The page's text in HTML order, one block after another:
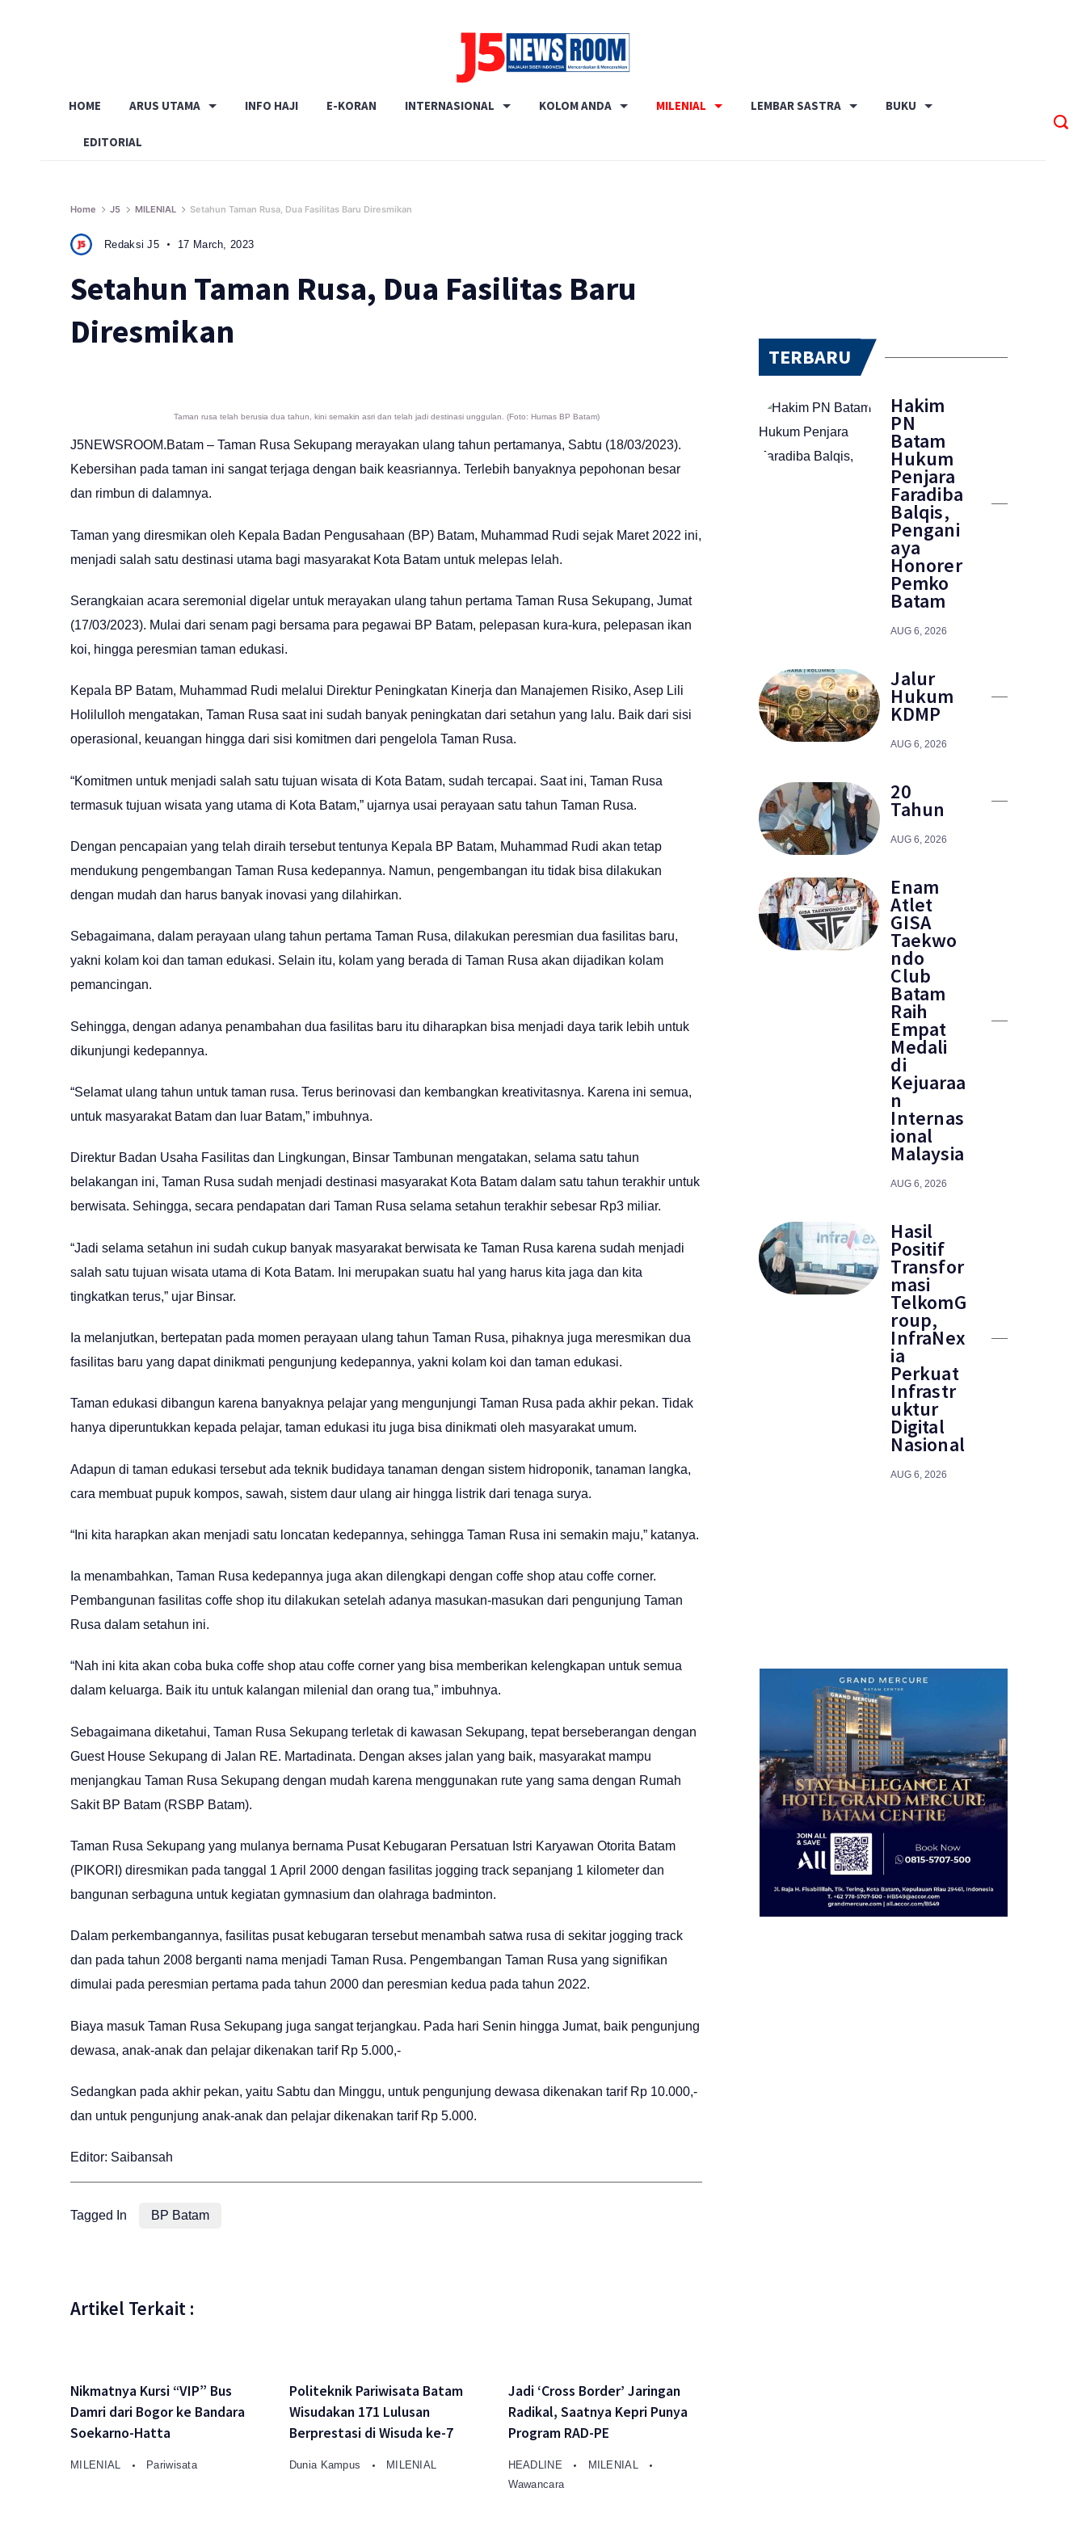
Terverifikasi
HOME ARUS UTAMA INFO HAJI E-KORAN INTERNASIONAL KOLOM ANDA MILENIAL LEMBAR SASTRA BUKU
EDITORIAL
Home J5 MILENIAL Setahun Taman Rusa, Dua Fasilitas Baru Diresmikan
Redaksi J5 17 March, 2023
Setahun Taman Rusa, Dua Fasilitas Baru
Diresmikan
Taman rusa telah berusia dua tahun, kini semakin asri dan telah jadi destinasi unggulan. (Foto: Humas BP Batam)
J5NEWSROOM.Batam – Taman Rusa Sekupang merayakan ulang tahun pertamanya, Sabtu (18/03/2023).
Kebersihan pada taman ini sangat terjaga dengan baik keasriannya. Terlebih banyaknya pepohonan besar
dan rimbun di dalamnya.
Taman yang diresmikan oleh Kepala Badan Pengusahaan (BP) Batam, Muhammad Rudi sejak Maret 2022 ini,
menjadi salah satu destinasi utama bagi masyarakat Kota Batam untuk melepas lelah.
Serangkaian acara seremonial digelar untuk merayakan ulang tahun pertama Taman Rusa Sekupang, Jumat
(17/03/2023). Mulai dari senam pagi bersama para pegawai BP Batam, pelepasan kura-kura, pelepasan ikan
koi, hingga peresmian taman edukasi.
Kepala BP Batam, Muhammad Rudi melalui Direktur Peningkatan Kinerja dan Manajemen Risiko, Asep Lili
Holilulloh mengatakan, Taman Rusa saat ini sudah banyak peningkatan dari setahun yang lalu. Baik dari sisi
operasional, keuangan hingga dari sisi komitmen dari pengelola Taman Rusa.
“Komitmen untuk menjadi salah satu tujuan wisata di Kota Batam, sudah tercapai. Saat ini, Taman Rusa
termasuk tujuan wisata yang utama di Kota Batam,” ujarnya usai perayaan satu tahun Taman Rusa.
Dengan pencapaian yang telah diraih tersebut tentunya Kepala BP Batam, Muhammad Rudi akan tetap
mendukung pengembangan Taman Rusa kedepannya. Namun, pengembangan itu tidak bisa dilakukan
dengan mudah dan harus banyak inovasi yang dilahirkan.
Sebagaimana, dalam perayaan ulang tahun pertama Taman Rusa, dilakukan peresmian dua fasilitas baru,
yakni kolam koi dan taman edukasi. Selain itu, kolam yang berada di Taman Rusa akan dijadikan kolam
pemancingan.
Sehingga, dengan adanya penambahan dua fasilitas baru itu diharapkan bisa menjadi daya tarik lebih untuk
dikunjungi kedepannya.
“Selamat ulang tahun untuk taman rusa. Terus berinovasi dan kembangkan kreativitasnya. Karena ini semua,
untuk masyarakat Batam dan luar Batam,” imbuhnya.
Direktur Badan Usaha Fasilitas dan Lingkungan, Binsar Tambunan mengatakan, selama satu tahun
belakangan ini, Taman Rusa sudah menjadi destinasi masyarakat Kota Batam dalam satu tahun terakhir untuk
berwisata. Sehingga, secara pendapatan dari Taman Rusa selama setahun terakhir sebesar Rp3 miliar.
“Jadi selama setahun ini sudah cukup banyak masyarakat berwisata ke Taman Rusa karena sudah menjadi
salah satu tujuan wisata utama di Kota Batam. Ini merupakan suatu hal yang harus kita jaga dan kita
tingkatkan terus,” ujar Binsar.
Ia melanjutkan, bertepatan pada momen perayaan ulang tahun Taman Rusa, pihaknya juga meresmikan dua
fasilitas baru yang dapat dinikmati pengunjung kedepannya, yakni kolam koi dan taman edukasi.
Taman edukasi dibangun karena banyaknya pelajar yang mengunjungi Taman Rusa pada akhir pekan. Tidak
hanya diperuntukkan kepada pelajar, taman edukasi itu juga bisa dinikmati oleh masyarakat umum.
Adapun di taman edukasi tersebut ada teknik budidaya tanaman dengan sistem hidroponik, tanaman langka,
cara membuat pupuk kompos, sawah, sistem daur ulang air hingga listrik dari tenaga surya.
“Ini kita harapkan akan menjadi satu loncatan kedepannya, sehingga Taman Rusa ini semakin maju,” katanya.
Ia menambahkan, Taman Rusa kedepannya juga akan dilengkapi dengan coffe shop atau coffe corner.
Pembangunan fasilitas coffe shop itu dilakukan setelah adanya masukan-masukan dari pengunjung Taman
Rusa dalam setahun ini.
“Nah ini kita akan coba buka coffe shop atau coffe corner yang bisa memberikan kelengkapan untuk semua
dalam keluarga. Baik itu untuk kalangan milenial dan orang tua,” imbuhnya.
Sebagaimana diketahui, Taman Rusa Sekupang terletak di kawasan Sekupang, tepat berseberangan dengan
Guest House Sekupang di Jalan RE. Martadinata. Dengan akses jalan yang baik, masyarakat mampu
menjangkau Taman Rusa Sekupang dengan mudah karena menggunakan rute yang sama dengan Rumah
Sakit BP Batam (RSBP Batam).
Taman Rusa Sekupang yang mulanya bernama Pusat Kebugaran Persatuan Istri Karyawan Otorita Batam
(PIKORI) diresmikan pada tanggal 1 April 2000 dengan fasilitas jogging track sepanjang 1 kilometer dan
bangunan serbaguna untuk kegiatan gymnasium dan olahraga badminton.
Dalam perkembangannya, fasilitas pusat kebugaran tersebut menambah satwa rusa di sekitar jogging track
dan pada tahun 2008 berganti nama menjadi Taman Rusa. Pengembangan Taman Rusa yang signifikan
dimulai pada peresmian pertama pada tahun 2000 dan peresmian kedua pada tahun 2022.
Biaya masuk Taman Rusa Sekupang juga sangat terjangkau. Pada hari Senin hingga Jumat, baik pengunjung
dewasa, anak-anak dan pelajar dikenakan tarif Rp 5.000,-
Sedangkan pada akhir pekan, yaitu Sabtu dan Minggu, untuk pengunjung dewasa dikenakan tarif Rp 10.000,-
dan untuk pengunjung anak-anak dan pelajar dikenakan tarif Rp 5.000.
Editor: Saibansah
Tagged In BP Batam
Artikel Terkait :
Nikmatnya Kursi “VIP” Bus
Damri dari Bogor ke Bandara
Soekarno-Hatta
MILENIAL Pariwisata
Politeknik Pariwisata Batam
Wisudakan 171 Lulusan
Berprestasi di Wisuda ke-7
Dunia Kampus MILENIAL
Jadi ‘Cross Border’ Jaringan
Radikal, Saatnya Kepri Punya
Program RAD-PE
HEADLINE
MILENIAL
Wawancara
TERBARU
Hakim
PN
Batam
Hukum
Penjara
Faradiba
Balqis,
Pengani
aya
Honorer
Pemko
Batam
AUG 6, 2026
Jalur
Hukum
KDMP
AUG 6, 2026
20
Tahun
AUG 6, 2026
Enam
Atlet
GISA
Taekwo
ndo
Club
Batam
Raih
Empat
Medali
di
Kejuaraa
n
Internas
ional
Malaysia
AUG 6, 2026
Hasil
Positif
Transfor
masi
TelkomG
roup,
InfraNex
ia
Perkuat
Infrastr
uktur
Digital
Nasional
AUG 6, 2026